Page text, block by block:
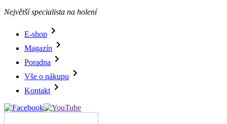
Největší specialista na holení
E-shop
Magazín
Poradna
Vše o nákupu
Kontakt